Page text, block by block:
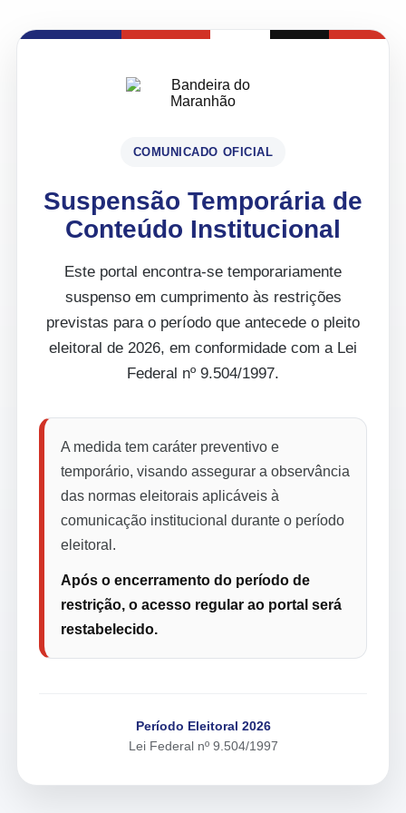
COMUNICADO OFICIAL
Suspensão Temporária de
Conteúdo Institucional
Este portal encontra-se temporariamente
suspenso em cumprimento às restrições
previstas para o período que antecede o pleito
eleitoral de 2026, em conformidade com a Lei
Federal nº 9.504/1997.
A medida tem caráter preventivo e
temporário, visando assegurar a observância
das normas eleitorais aplicáveis à
comunicação institucional durante o período
eleitoral.
Após o encerramento do período de
restrição, o acesso regular ao portal será
restabelecido.
Período Eleitoral 2026
Lei Federal nº 9.504/1997